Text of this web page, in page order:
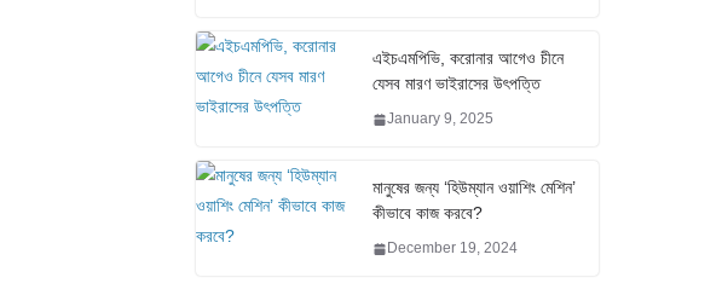
এইচএমপিভি, করোনার আগেও চীনে
যেসব মারণ ভাইরাসের উৎপত্তি
January 9, 2025
মানুষের জন্য ‘হিউম্যান ওয়াশিং মেশিন’
কীভাবে কাজ করবে?
December 19, 2024